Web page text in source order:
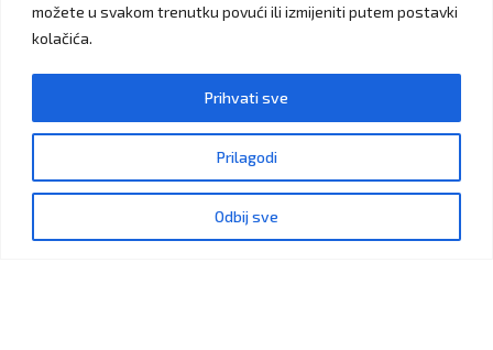
možete u svakom trenutku povući ili izmijeniti putem postavki
kolačića.
Prilagodi
Odbij sve
Prihvati sve
hemaa@bih.net.ba
Budite slobodni da nas kontaktirate